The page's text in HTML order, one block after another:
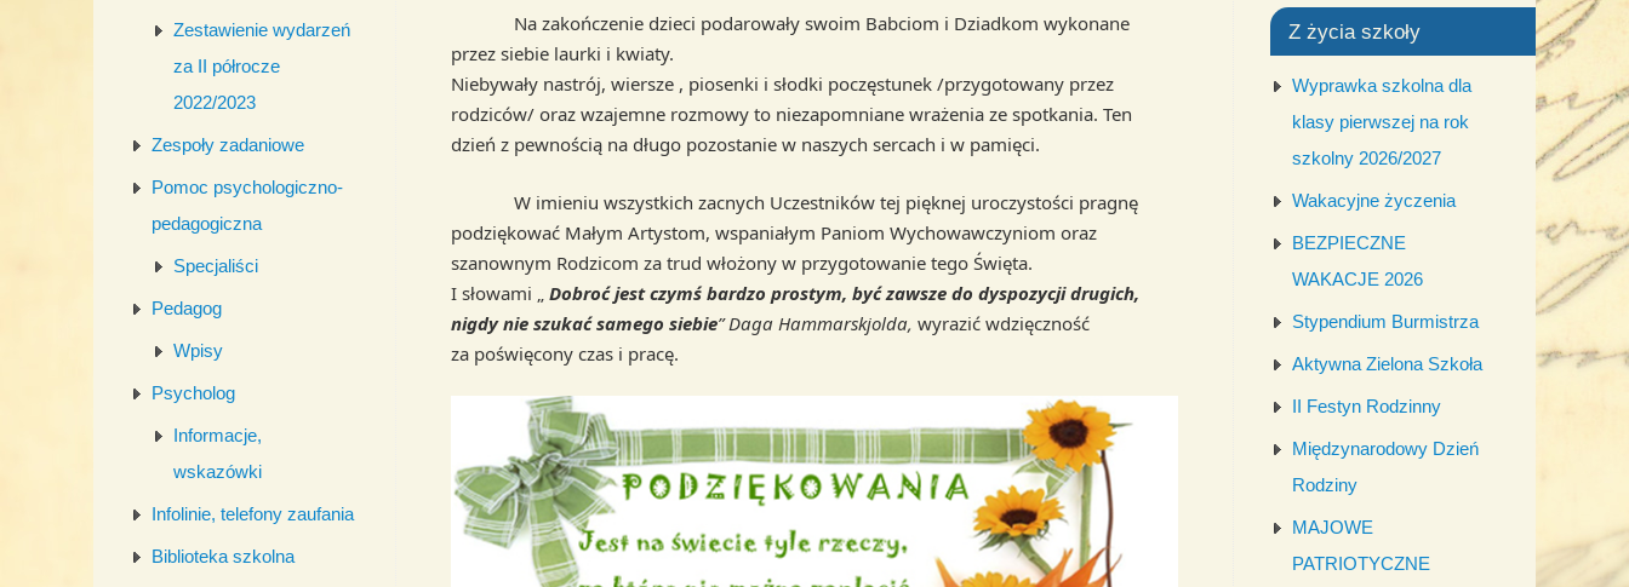
Na zakończenie dzieci podarowały swoim Babciom i Dziadkom wykonane
przez siebie laurki i kwiaty.
Niebywały nastrój, wiersze , piosenki i słodki poczęstunek /przygotowany przez
rodziców/ oraz wzajemne rozmowy to niezapomniane wrażenia ze spotkania. Ten
dzień z pewnością na długo pozostanie w naszych sercach i w pamięci.
W imieniu wszystkich zacnych Uczestników tej pięknej uroczystości pragnę
podziękować Małym Artystom, wspaniałym Paniom Wychowawczyniom oraz
szanownym Rodzicom za trud włożony w przygotowanie tego Święta.
I słowami „ Dobroć jest czymś bardzo prostym, być zawsze do dyspozycji drugich,
nigdy nie szukać samego siebie” Daga Hammarskjolda, wyrazić wdzięczność
za poświęcony czas i pracę.
Zestawienie wydarzeń
za II półrocze
2022/2023
Zespoły zadaniowe
Pomoc psychologiczno-
pedagogiczna
Specjaliści
Pedagog
Wpisy
Psycholog
Informacje,
wskazówki
Infolinie, telefony zaufania
Biblioteka szkolna
Z życia szkoły
Wyprawka szkolna dla
klasy pierwszej na rok
szkolny 2026/2027
Wakacyjne życzenia
BEZPIECZNE
WAKACJE 2026
Stypendium Burmistrza
Aktywna Zielona Szkoła
II Festyn Rodzinny
Międzynarodowy Dzień
Rodziny
MAJOWE
PATRIOTYCZNE